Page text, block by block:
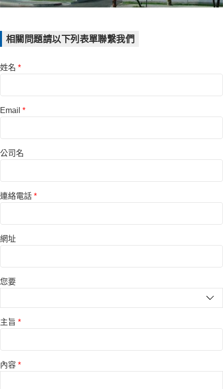
相關問題請以下列表單聯繫我們
姓名 *
Email *
公司名
連絡電話 *
網址
您要
主旨 *
內容 *